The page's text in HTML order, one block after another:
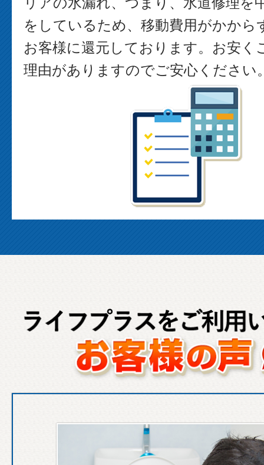
をしているため、移動費用がかから
お客様に還元しております。お安く
理由がありますのでご安心ください